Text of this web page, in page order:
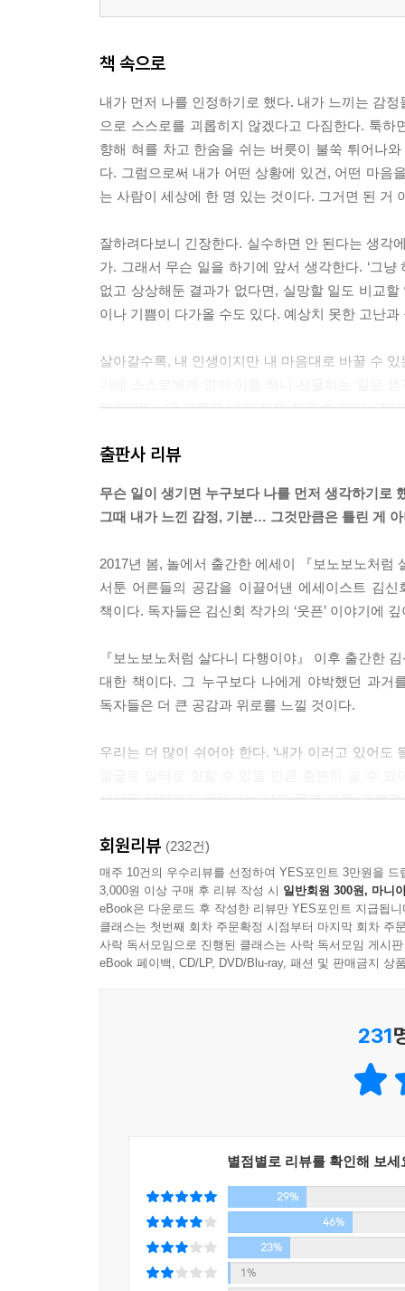
책 속으로
내가 먼저 나를 인정하기로 했다. 내가 느끼는 감
으로 스스로를 괴롭히지 않겠다고 다짐한다. 툭
향해 혀를 차고 한숨을 쉬는 버릇이 불쑥 튀어나
다. 그럼으로써 내가 어떤 상황에 있건, 어떤 마음
는 사람이 세상에 한 명 있는 것이다. 그거면 된 거
잘하려다보니 긴장한다. 실수하면 안 된다는 생각
가. 그래서 무슨 일을 하기에 앞서 생각한다. ‘그
없고 상상해둔 결과가 없다면, 실망할 일도 비교
이나 기쁨이 다가올 수도 있다. 예상치 못한 고난
살아갈수록, 내 인생이지만 내 마음대로 바꿀 수
렇지 않다. 내 이름은 내가 직접 지을 수 있다. 그
했다. 때로는 웃음이나 심드렁한 말투, 발끈하는
지금 여러분 곁에 있는 수많은 싱글 여성들은 결
다양한 질문에도 잘만 대답해낼 사람들이다. ---「
매일 거울을 보며 이야기하고, 나를 쓰다듬으며 ‘
고 나서야 발견한 것들이다. 나를 끊임없이 비교
해서 그런 게 아니다. 대부분의 사람들이 남을 의
출판사 리뷰
무슨 일이 생기면 누구보다 나를 먼저 생각하기로
그때 내가 느낀 감정, 기분… 그것만큼은 틀린 게
2017년 봄, 놀에서 출간한 에세이 『보노보노처
서툰 어른들의 공감을 이끌어낸 에세이스트 김
책이다. 독자들은 김신회 작가의 ‘웃픈’ 이야기에
『보노보노처럼 살다니 다행이야』 이후 출간한
대한 책이다. 그 누구보다 나에게 야박했던 과거
독자들은 더 큰 공감과 위로를 느낄 것이다.
우리는 더 많이 쉬어야 한다. ‘내가 이러고 있어도
세상을 살아가기 위해서는 나의 몸과 마음, 기분
주어진 일을 하지 않으면 당장이라도 하늘이 무너
관계 속에서 휘둘리는 느낌을 받고 있진 않은지.
가장 큰 적이 바로 내 안에 있음을 깨닫고, 오늘부
세상에 내 편이 하나도 없는 것 같을 때, 저자는
곰곰이 생각해보면 거기엔 늘 분명한 이유가 있
바쁜 하루를 버텨내고 집으로 돌아가는 길에, 가
책을 통해 당신은 오늘부터 자신에게 관대해지는
이 이야기들이 ‘이 사람도 이러고 사는구나’를
아무렇지 않기를 바란다. 그럼으로 인해 각자가
회원리뷰 (232건)
매주 10건의 우수리뷰를 선정하여 YES포인트 3만원을 드
3,000원 이상 구매 후 리뷰 작성 시 일반회원 300원, 마니
eBook은 다운로드 후 작성한 리뷰만 YES포인트 지급됩니
클래스는 첫번째 회차 주문확정 시점부터 마지막 회차 주
사락 독서모임으로 진행된 클래스는 사락 독서모임 게시
eBook 페이백, CD/LP, DVD/Blu-ray, 패션 및 판매금지 상
231
별점별로 리뷰를 확인해 보세
29%
46%
23%
1%